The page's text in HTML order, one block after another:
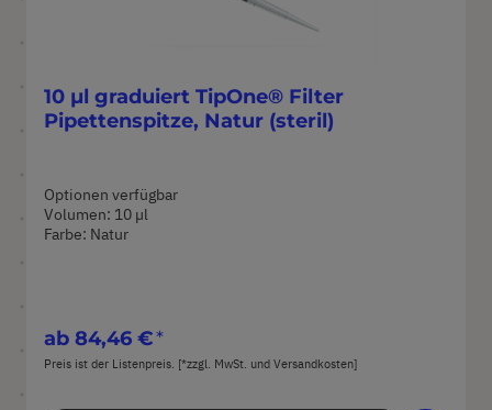
10 µl graduiert TipOne® Filter
Pipettenspitze, Natur (steril)
Optionen verfügbar
Volumen: 10 µl
Farbe: Natur
ab 84,46 €
Preis ist der Listenpreis. [*zzgl. MwSt. und Versandkosten]